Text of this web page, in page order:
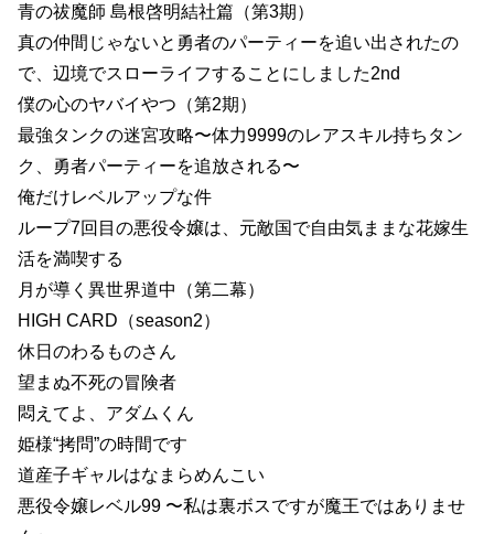
青の祓魔師 島根啓明結社篇（第3期）
真の仲間じゃないと勇者のパーティーを追い出されたの
で、辺境でスローライフすることにしました2nd
僕の心のヤバイやつ（第2期）
最強タンクの迷宮攻略〜体力9999のレアスキル持ちタン
ク、勇者パーティーを追放される〜
俺だけレベルアップな件
ループ7回目の悪役令嬢は、元敵国で自由気ままな花嫁生
活を満喫する
月が導く異世界道中（第二幕）
HIGH CARD（season2）
休日のわるものさん
望まぬ不死の冒険者
悶えてよ、アダムくん
姫様“拷問”の時間です
道産子ギャルはなまらめんこい
悪役令嬢レベル99 〜私は裏ボスですが魔王ではありませ